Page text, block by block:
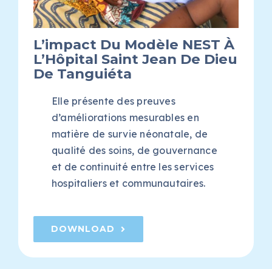
L’impact Du Modèle NEST À
L’Hôpital Saint Jean De Dieu
De Tanguiéta
Elle présente des preuves
d’améliorations mesurables en
matière de survie néonatale, de
qualité des soins, de gouvernance
et de continuité entre les services
hospitaliers et communautaires.
DOWNLOAD